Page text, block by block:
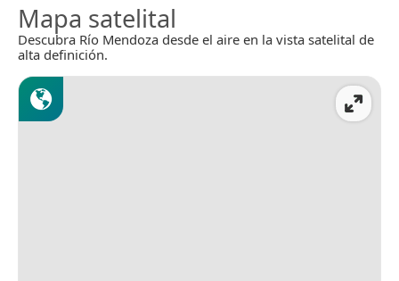
Mapa satelital
Descubra Río Mendoza desde el aire en la vista satelital de
alta definición.